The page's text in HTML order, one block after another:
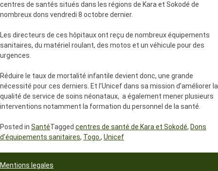
centres de santés situés dans les régions de Kara et Sokodé de
nombreux dons vendredi 8 octobre dernier.
Les directeurs de ces hôpitaux ont reçu de nombreux équipements
sanitaires, du matériel roulant, des motos et un véhicule pour des
urgences.
Réduire le taux de mortalité infantile devient donc, une grande
nécessité pour ces derniers. Et l’Unicef dans sa mission d’améliorer la
qualité de service de soins néonataux, a également mener plusieurs
interventions notamment la formation du personnel de la santé.
Posted in SantéTagged centres de santé de Kara et Sokodé, Dons
d'équipements sanitaires, Togo., Unicef
Mentions legales